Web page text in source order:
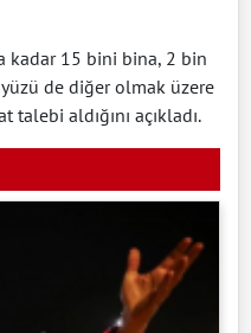
kadar 15 bini bina, 2 bin
de diğer olmak üzere
aldığını açıkladı.